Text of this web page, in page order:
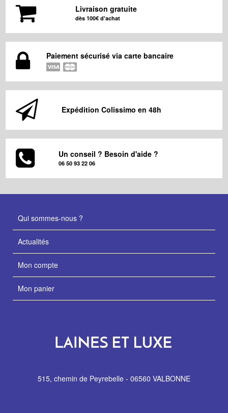
Livraison gratuite
dès 100€ d'achat
Paiement sécurisé via carte bancaire
Expédition Colissimo en 48h
Un conseil ? Besoin d'aide ?
06 50 93 22 06
Qui sommes-nous ?
Actualités
Mon compte
Mon panier
515, chemin de Peyrebelle - 06560 VALBONNE